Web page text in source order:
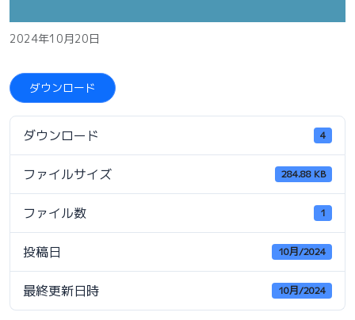
2024年10月20日
ダウンロード
ダウンロード 4
ファイルサイズ 284.88 KB
ファイル数 1
投稿日 10月/2024
最終更新日時 10月/2024